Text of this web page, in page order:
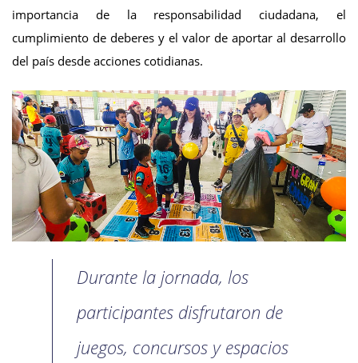
importancia de la responsabilidad ciudadana, el
cumplimiento de deberes y el valor de aportar al desarrollo
del país desde acciones cotidianas.
Durante la jornada, los
participantes disfrutaron de
juegos, concursos y espacios